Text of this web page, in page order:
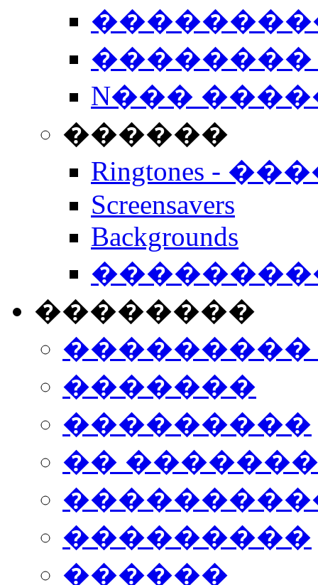
��������
N���
������
Ringtones -
Screensavers
Backgrounds
��������
���������
�������
���������
��
���������
������